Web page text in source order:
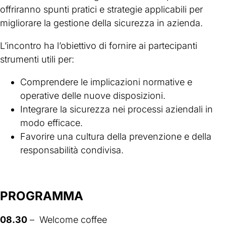
offriranno spunti pratici e strategie applicabili per
migliorare la gestione della sicurezza in azienda.
L’incontro ha l’obiettivo di fornire ai partecipanti
strumenti utili per:
Comprendere le implicazioni normative e
operative delle nuove disposizioni.
Integrare la sicurezza nei processi aziendali in
modo efficace.
Favorire una cultura della prevenzione e della
responsabilità condivisa.
PROGRAMMA
08.30 – Welcome coffee